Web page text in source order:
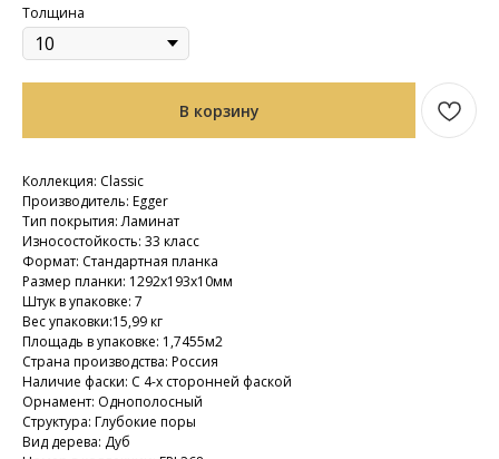
Толщина
В корзину
Коллекция: Classic
Производитель: Egger
Тип покрытия: Ламинат
Износостойкость: 33 класс
Формат: Стандартная планка
Размер планки: 1292х193х10мм
Штук в упаковке: 7
Вес упаковки:15,99 кг
Площадь в упаковке: 1,7455м2
Страна производства: Россия
Наличие фаски: С 4-х сторонней фаской
Орнамент: Однополосный
Структура: Глубокие поры
Вид дерева: Дуб